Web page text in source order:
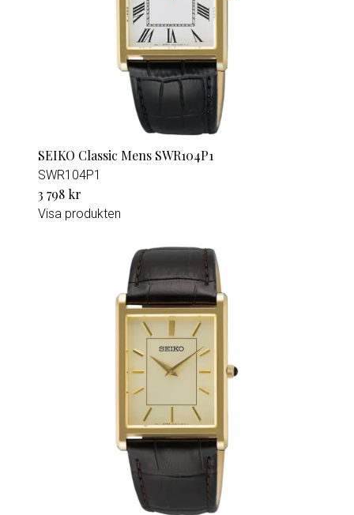
SEIKO Classic Mens SWR104P1
SWR104P1
3 798 kr
Visa produkten